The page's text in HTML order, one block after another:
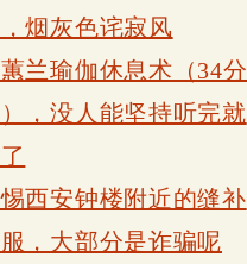
烟灰色诧寂风
兰瑜伽休息术（34分
，没人能坚持听完就
西安钟楼附近的缝补
，大部分是诈骗呢